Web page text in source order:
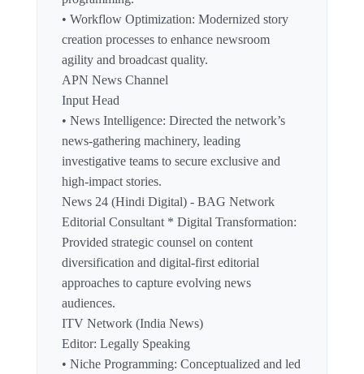
• Workflow Optimization: Modernized story
creation processes to enhance newsroom
agility and broadcast quality.
APN News Channel
Input Head
• News Intelligence: Directed the network’s
news-gathering machinery, leading
investigative teams to secure exclusive and
high-impact stories.
News 24 (Hindi Digital) - BAG Network
Editorial Consultant * Digital Transformation:
Provided strategic counsel on content
diversification and digital-first editorial
approaches to capture evolving news
audiences.
ITV Network (India News)
Editor: Legally Speaking
• Niche Programming: Conceptualized and led